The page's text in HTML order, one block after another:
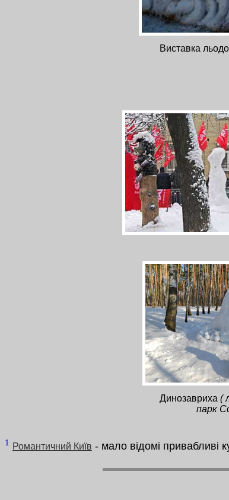
Виставка
Динозавриха (
парк
1 Романтичний Київ - мало відомі привабливі